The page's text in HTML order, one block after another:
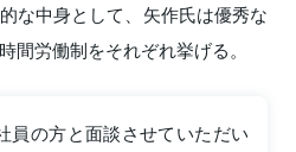
な中身として、矢作氏は優秀な
間労働制をそれぞれ挙げる。
員の方と面談させていただい